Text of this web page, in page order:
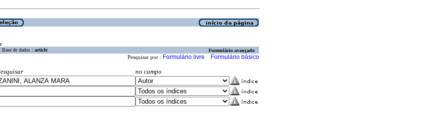
Base de dados : article Formulário avançado
Pesquisar por : Formulário livre Formulário básico
no campo